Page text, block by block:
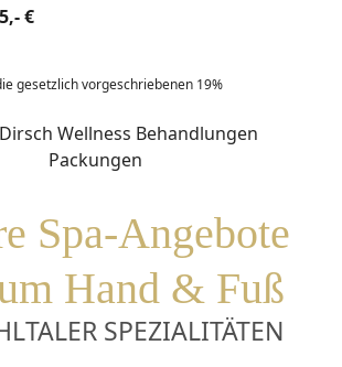
€
gesetzlich vorgeschriebenen 19%
Spa-Angebote
Hand & Fuß
SPEZIALITÄTEN